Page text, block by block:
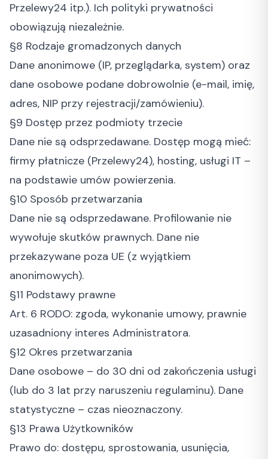
Przelewy24 itp.). Ich polityki prywatności
obowiązują niezależnie.
§8 Rodzaje gromadzonych danych
Dane anonimowe (IP, przeglądarka, system) oraz
dane osobowe podane dobrowolnie (e-mail, imię,
adres, NIP przy rejestracji/zamówieniu).
§9 Dostęp przez podmioty trzecie
Dane nie są odsprzedawane. Dostęp mogą mieć:
firmy płatnicze (Przelewy24), hosting, usługi IT –
na podstawie umów powierzenia.
§10 Sposób przetwarzania
Dane nie są odsprzedawane. Profilowanie nie
wywołuje skutków prawnych. Dane nie
przekazywane poza UE (z wyjątkiem
anonimowych).
§11 Podstawy prawne
Art. 6 RODO: zgoda, wykonanie umowy, prawnie
uzasadniony interes Administratora.
§12 Okres przetwarzania
Dane osobowe – do 30 dni od zakończenia usługi
(lub do 3 lat przy naruszeniu regulaminu). Dane
statystyczne – czas nieoznaczony.
§13 Prawa Użytkowników
Prawo do: dostępu, sprostowania, usunięcia,